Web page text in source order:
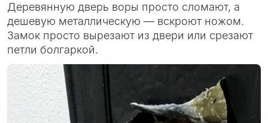
Деревянную дверь воры просто сломают, а
дешевую металлическую — вскроют ножом.
Замок просто вырезают из двери или срезают
петли болгаркой.